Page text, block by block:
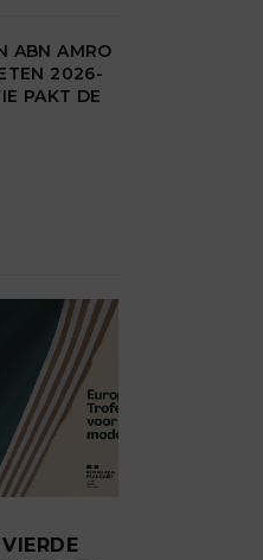
ABN AMRO
2026-
PAKT DE